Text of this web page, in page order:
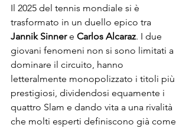
Il 2025 del tennis mondiale si è
trasformato in un duello epico tra
Jannik Sinner e Carlos Alcaraz. I due
giovani fenomeni non si sono limitati a
dominare il circuito, hanno
letteralmente monopolizzato i titoli più
prestigiosi, dividendosi equamente i
quattro Slam e dando vita a una rivalità
che molti esperti definiscono già come